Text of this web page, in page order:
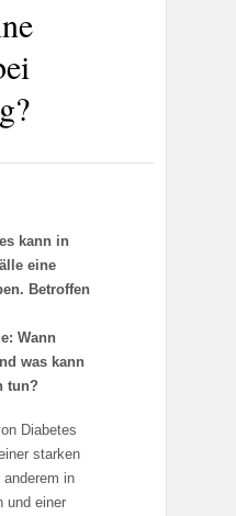
kann in
eine
Betroffen
Wann
was kann
tun?
Diabetes
starken
anderem in
und einer